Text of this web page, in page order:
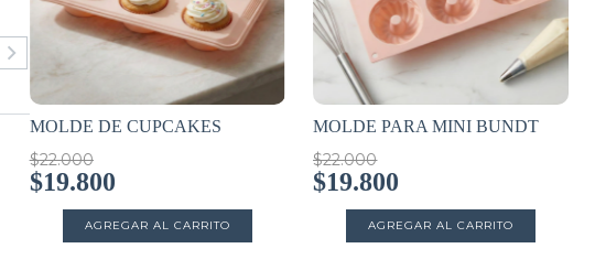
MOLDE DE CUPCAKES
$22.000
$19.800
MOLDE PARA MINI BUNDT
$22.000
$19.800